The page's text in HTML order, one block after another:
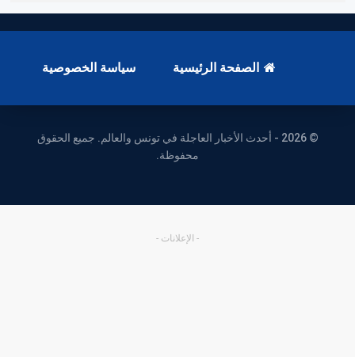
الصفحة الرئيسية سياسة الخصوصية
© 2026 - أحدث الأخبار العاجلة في تونس والعالم. جميع الحقوق
محفوظة.
- الإعلانات -